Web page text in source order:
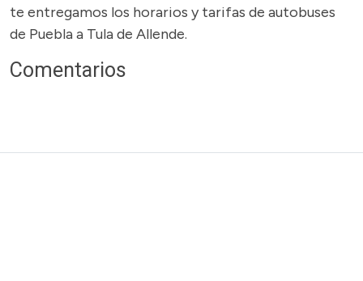
te entregamos los horarios y tarifas de autobuses
de Puebla a Tula de Allende.
Comentarios